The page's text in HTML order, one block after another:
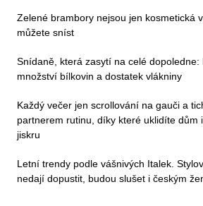
Zelené brambory nejsou jen kosmetická
můžete sníst
Snídaně, která zasytí na celé dopoledne:
množství bílkovin a dostatek vlákniny
Každý večer jen scrollování na gauči a
partnerem rutinu, díky které uklidíte dům
jiskru
Letní trendy podle vášnivých Italek.
nedají dopustit, budou slušet i českým